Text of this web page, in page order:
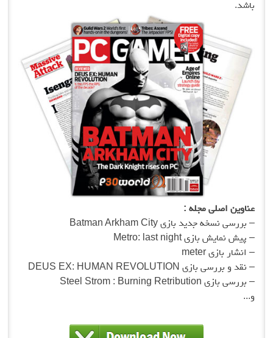
مجله :
نسخه جدید بازیBatman Arkham City
بازی Metro: last night
meter
بازیDEUS EX: HUMAN REVOLUTION
بازیSteel Strom : Burning Retribution